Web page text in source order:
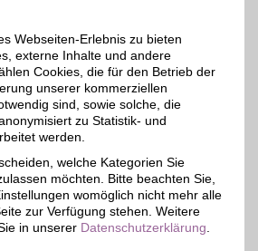
Zum Partnerprofil
babymarkt.de ist einer
der größten Baby-Online-
Shops. Über 100.000
Artikel von Top-Marken
umfasst das Sortiment -
von Mode über
Webseiten-Erlebnis zu bieten
externe Inhalte und andere
Cookies, die für den Betrieb der
unserer kommerziellen
sind, sowie solche, die
zu Statistik- und
werden.
welche Kategorien Sie
möchten. Bitte beachten Sie,
womöglich nicht mehr alle
zur Verfügung stehen. Weitere
in unserer Datenschutzerklärung